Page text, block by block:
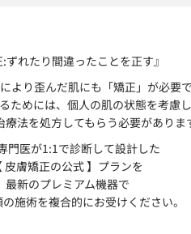
:ずれたり 間違ったことを正す』
より歪んだ肌にも「矯正」が必要で
ためには、個人の肌の状態を考慮
法を処方してもらう必要がありま
門医が1:1で診断して設計した
皮膚矯正の公式 】プランを
最新のプレミアム機器で
施術を複合的にお受けください。